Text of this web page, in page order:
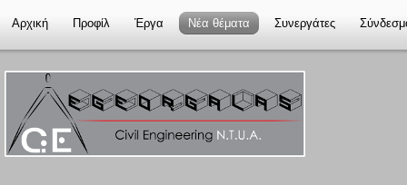
Αρχική Προφίλ Έργα Νέα θέματα Συνεργάτες